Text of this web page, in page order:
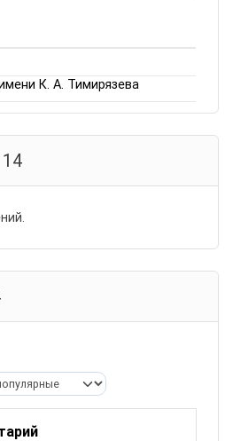
К. А. Тимирязева